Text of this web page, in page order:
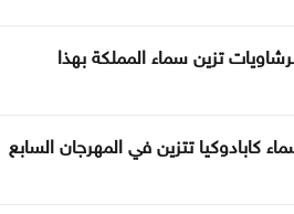
تزين سماء المملكة بهذا
كابادوكيا تتزين في المهرجان السابع